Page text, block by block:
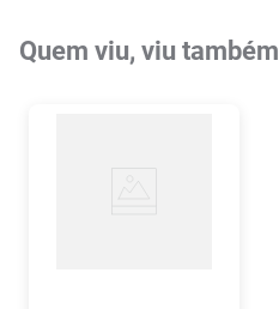
Quem viu, viu também